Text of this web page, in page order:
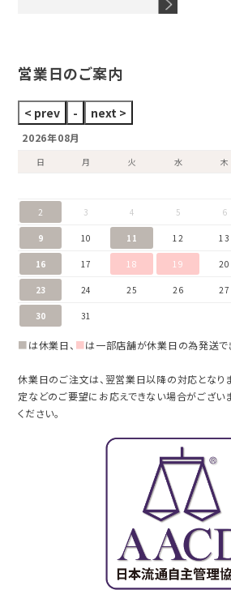
営業日のご案内
2026年08月
日 月 火 水 木
2 3 4 5 6
9 10 11 12 13
16 17 18 19 20
23 24 25 26 27
30 31
■は休業日、 ■は一部店舗が休業日の為発送で
休業日のご注文は、翌営業日以降の対応となり
定などのご要望にお応えできない場合がござい
ください。